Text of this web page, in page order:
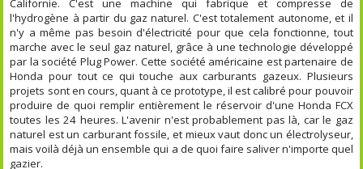
Californie. C'est une machine qui fabrique et compresse de
l'hydrogène à partir du gaz naturel. C'est totalement autonome, et il
n'y a même pas besoin d'électricité pour que cela fonctionne, tout
marche avec le seul gaz naturel, grâce à une technologie développé
par la société Plug Power. Cette société américaine est partenaire de
Honda pour tout ce qui touche aux carburants gazeux. Plusieurs
projets sont en cours, quant à ce prototype, il est calibré pour pouvoir
produire de quoi remplir entièrement le réservoir d'une Honda FCX
toutes les 24 heures. L'avenir n'est probablement pas là, car le gaz
naturel est un carburant fossile, et mieux vaut donc un électrolyseur,
mais voilà déjà un ensemble qui a de quoi faire saliver n'importe quel
gazier.